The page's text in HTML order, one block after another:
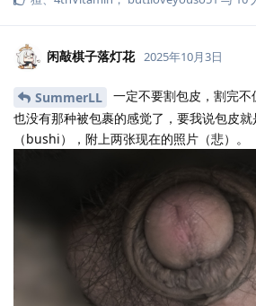
闲敲棋子落灯花 2025年10月3日
SummerLL
一定不要割包皮，割完不
也没有那种被包裹的感觉了，要我说包皮
（bushi），附上两张现在的照片（悲）。